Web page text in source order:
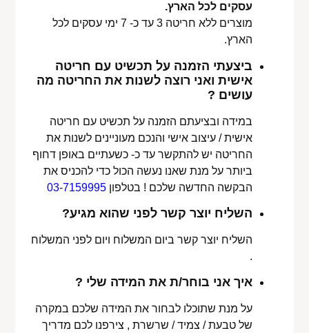
עסקים לכל הארץ.
מוצרים ללא חריטה 3 עד כ- 7 ימי עסקים לכל
הארץ.
ביצעתי הזמנה על תכשיט עם חריטה
אישית ואני רוצה לשנות את החריטה מה
עושים ?
במידה ובציעתם הזמנה על תכשיט עם חריטה
אישית / עיצוב אישי והנכם מעוניינים לשנות את
החריטה יש להתקשר עד כ- כשעתיים באופן דחוף
ביותר על מנת שאנו נעשה הכול כדי להכניס את
הבקשה החדשה שלכם ! בטלפון03-7159995
השליח יוצר קשר לפני שהוא מגיע?
השליח יוצר קשר ביום המשלוח ויום לפני המשלוח
.
איך אני בוחר/ת את המידה שלי ?
על מנת שתוכלו לבחור את המידה שלכם במקרה
של טבעת / צמיד / שרשרת , צירפנו לכם מדריך